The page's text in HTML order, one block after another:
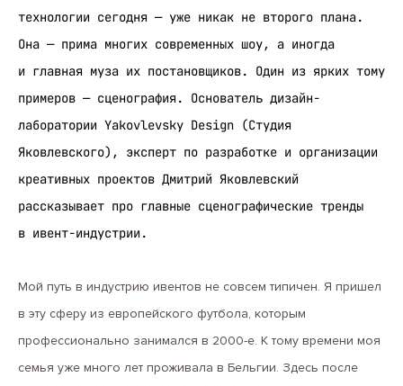
технологии сегодня — уже никак не второго плана.
Она — прима многих современных шоу, а иногда
и главная муза их постановщиков. Один из ярких тому
примеров — сценография. Основатель дизайн-
лаборатории Yakovlevsky Design (Студия
Яковлевского), эксперт по разработке и организации
креативных проектов Дмитрий Яковлевский
рассказывает про главные сценографические тренды
в ивент-индустрии.
Мой путь в индустрию ивентов не совсем типичен. Я пришел
в эту сферу из европейского футбола, которым
профессионально занимался в 2000-е. К тому времени моя
семья уже много лет проживала в Бельгии. Здесь после